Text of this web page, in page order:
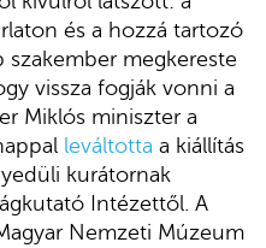
és a hozzá tartozó
megkereste
vissza fogják vonni a
Miklós miniszter a
leváltotta a kiállítás
kurátornak
Intézettől. A
Nemzeti Múzeum